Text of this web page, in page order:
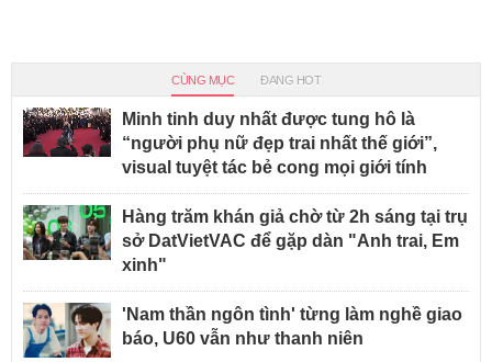
CÙNG MỤC ĐANG HOT
Minh tinh duy nhất được tung hô là
“người phụ nữ đẹp trai nhất thế giới”,
visual tuyệt tác bẻ cong mọi giới tính
Hàng trăm khán giả chờ từ 2h sáng tại trụ
sở DatVietVAC để gặp dàn "Anh trai, Em
xinh"
'Nam thần ngôn tình' từng làm nghề giao
báo, U60 vẫn như thanh niên